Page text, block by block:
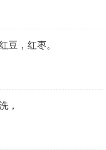
豆，红枣。
，